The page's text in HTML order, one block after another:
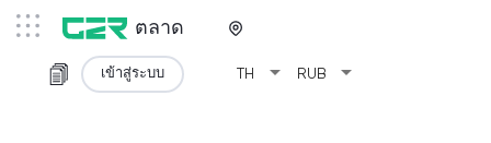
ตลาด
TH arrow_drop_down RUB arrow_drop_down
เข้าสู่ระบบ